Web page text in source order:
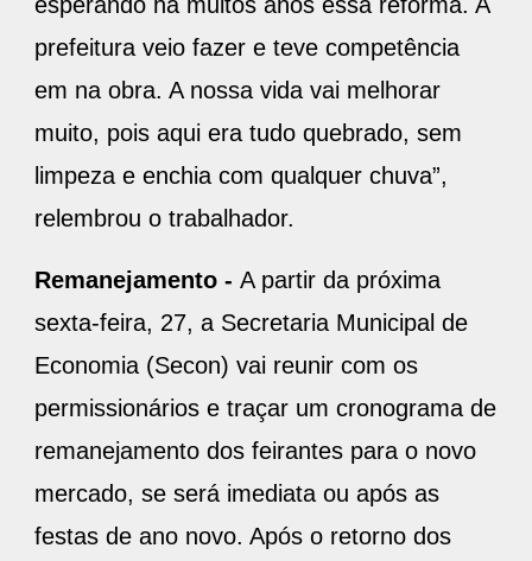
prefeitura veio fazer e teve competência
em na obra. A nossa vida vai melhorar
muito, pois aqui era tudo quebrado, sem
limpeza e enchia com qualquer chuva”,
relembrou o trabalhador.
Remanejamento - A partir da próxima
sexta-feira, 27, a Secretaria Municipal de
Economia (Secon) vai reunir com os
permissionários e traçar um cronograma de
remanejamento dos feirantes para o novo
mercado, se será imediata ou após as
festas de ano novo. Após o retorno dos